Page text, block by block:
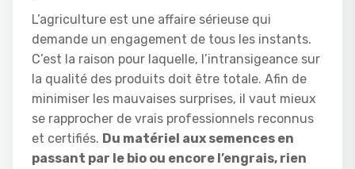
L’agriculture est une affaire sérieuse qui
demande un engagement de tous les instants.
C’est la raison pour laquelle, l’intransigeance sur
la qualité des produits doit être totale. Afin de
minimiser les mauvaises surprises, il vaut mieux
se rapprocher de vrais professionnels reconnus
et certifiés. Du matériel aux semences en
passant par le bio ou encore l’engrais, rien